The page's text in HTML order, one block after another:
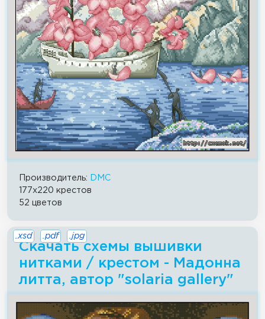
Производитель:
DMС
177x220 крестов
52 цветов
Скачать схемы вышивки
нитками / крестом - Мадонна
литта, автор "solaria gallery"
.xsd .pdf .jpg